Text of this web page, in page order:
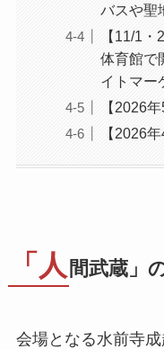
バスや聖
【11/1
体育館で
イトマー
【2026
【2026
「人 間武蔵」
会場となる水前寺